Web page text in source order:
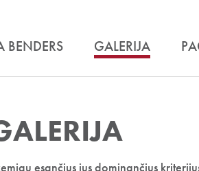
BENDERS GALERIJA
esančius jus dominančius